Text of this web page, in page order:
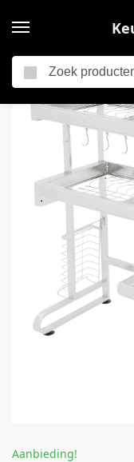
2-lagen Aanrecht afdruiprek –
Aanbieding!